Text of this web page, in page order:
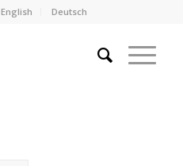
English Deutsch